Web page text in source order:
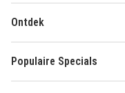
Ontdek
Populaire Specials